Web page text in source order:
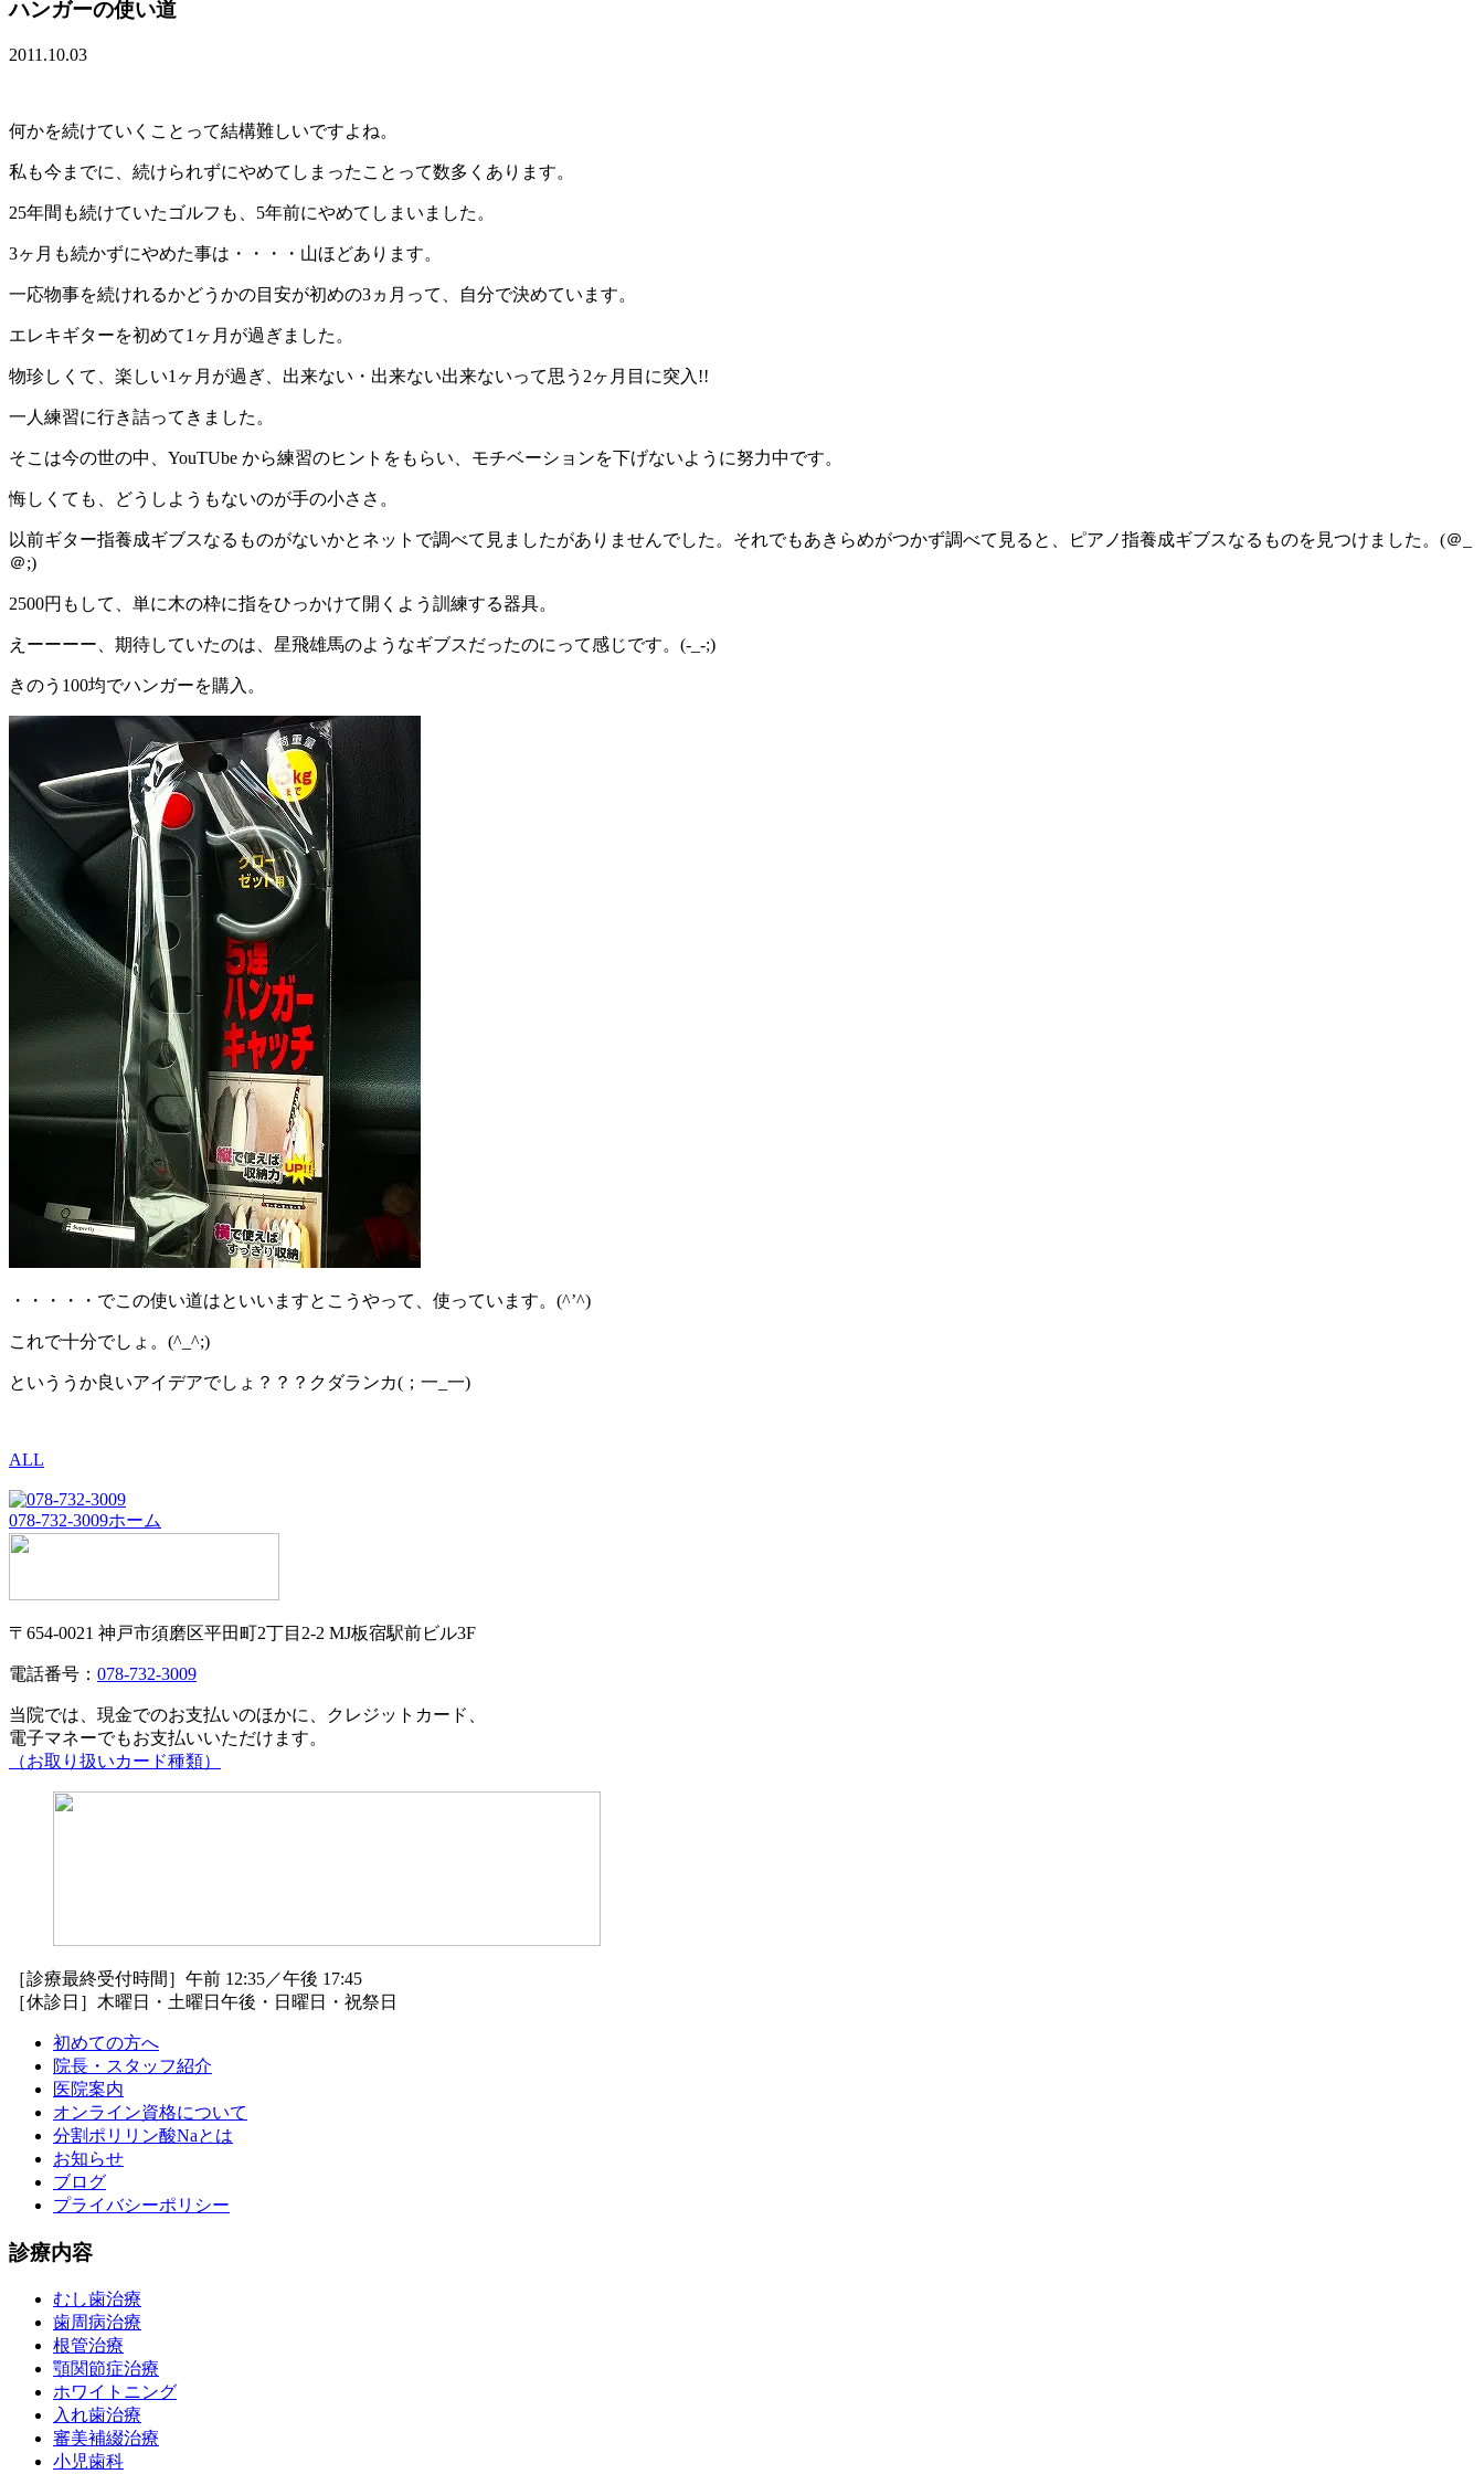
ハンガーの使い道
2011.10.03
何かを続けていくことって結構難しいですよね。
私も今までに、続けられずにやめてしまったことって数多くあります。
25年間も続けていたゴルフも、5年前にやめてしまいました。
3ヶ月も続かずにやめた事は・・・・山ほどあります。
一応物事を続けれるかどうかの目安が初めの3ヵ月って、自分で決めています。
エレキギターを初めて1ヶ月が過ぎました。
物珍しくて、楽しい1ヶ月が過ぎ、出来ない・出来ない出来ないって思う2ヶ月目に突入!!
一人練習に行き詰ってきました。
そこは今の世の中、YouTUbe から練習のヒントをもらい、モチベーションを下げないように努力中です。
悔しくても、どうしようもないのが手の小ささ。
以前ギター指養成ギブスなるものがないかとネットで調べて見ましたがありませんでした。それでもあきらめがつかず調べて見ると、ピアノ指養成ギブスなるものを見つけました。(＠_
＠;)
2500円もして、単に木の枠に指をひっかけて開くよう訓練する器具。
えーーーー、期待していたのは、星飛雄馬のようなギブスだったのにって感じです。(-_-;)
きのう100均でハンガーを購入。
・・・・・でこの使い道はといいますとこうやって、使っています。(^’^)
これで十分でしょ。(^_^;)
といううか良いアイデアでしょ？？？クダランカ(；一_一)
ALL
078-732-3009ホーム
〒654-0021 神戸市須磨区平田町2丁目2-2 MJ板宿駅前ビル3F
電話番号： 078-732-3009
当院では、現金でのお支払いのほかに、クレジットカード、
電子マネーでもお支払いいただけます。
（お取り扱いカード種類）
［診療最終受付時間］午前 12:35／午後 17:45
［休診日］木曜日・土曜日午後・日曜日・祝祭日
初めての方へ
院長・スタッフ紹介
医院案内
オンライン資格について
分割ポリリン酸Naとは
お知らせ
ブログ
プライバシーポリシー
診療内容
むし歯治療
歯周病治療
根管治療
顎関節症治療
ホワイトニング
入れ歯治療
審美補綴治療
小児歯科